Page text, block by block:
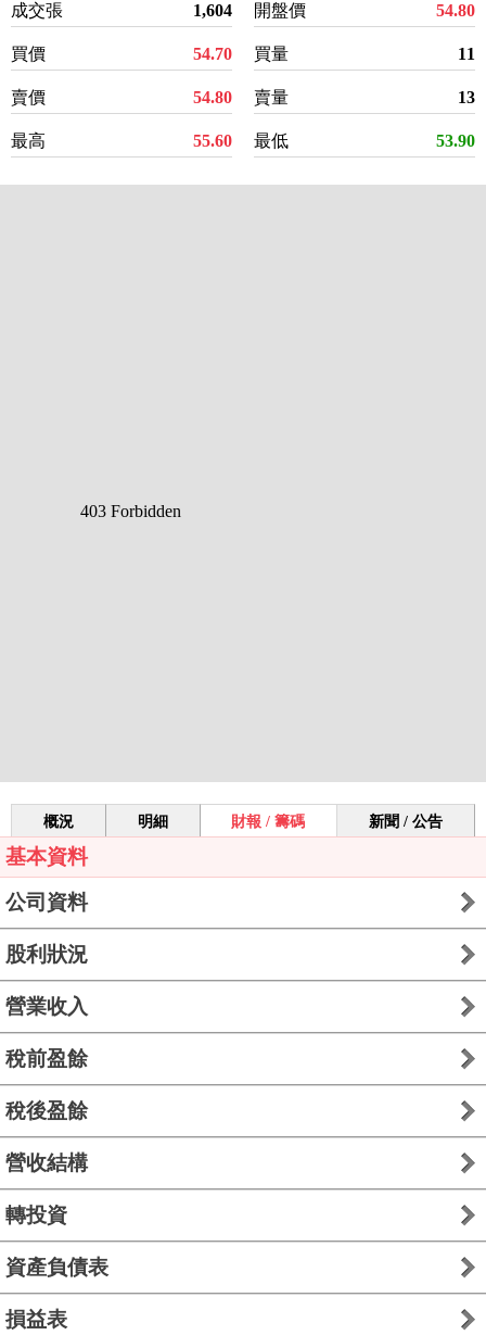
成交張 1,604
買價 54.70
賣價 54.80
最高 55.60
開盤價 54.80
買量 11
賣量 13
最低 53.90
概況 明細 財報 / 籌碼 新聞 / 公告
基本資料
公司資料
股利狀況
營業收入
稅前盈餘
稅後盈餘
營收結構
轉投資
資產負債表
損益表